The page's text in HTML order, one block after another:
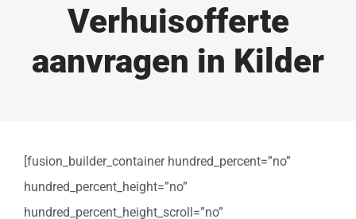
Verhuisofferte
aanvragen in Kilder
[fusion_builder_container hundred_percent=”no”
hundred_percent_height=”no”
hundred_percent_height_scroll=”no”